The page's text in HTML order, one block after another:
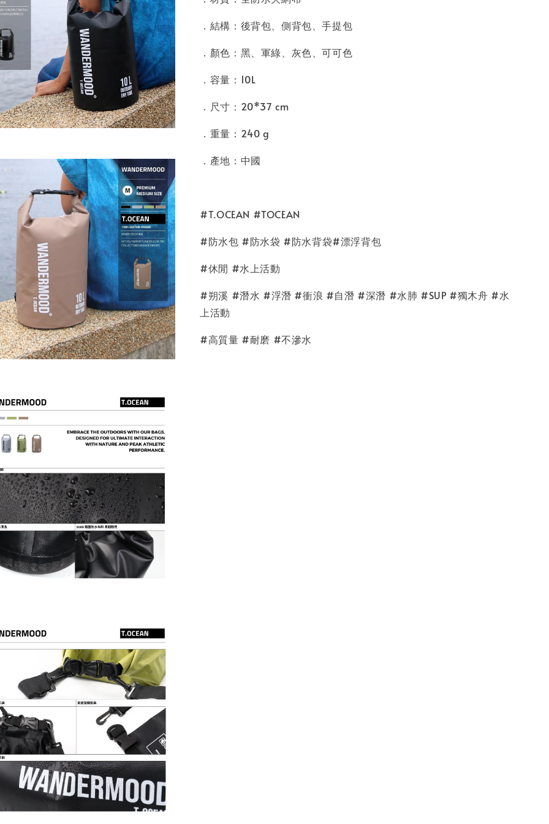
．結構：後背包、側背包、手提包
．顏色：黑、軍綠、灰色、可可色
．容量：10L
．尺寸：20*37 cm
．重量：240 g
．產地：中國
#T.OCEAN #TOCEAN
#防水包 #防水袋 #防水背袋#漂浮背包
#休閒 #水上活動
#朔溪 #潛水 #浮潛 #衝浪 #自潛 #深潛 #水肺 #SUP #獨木舟 #水
上活動
#高質量 #耐磨 #不滲水